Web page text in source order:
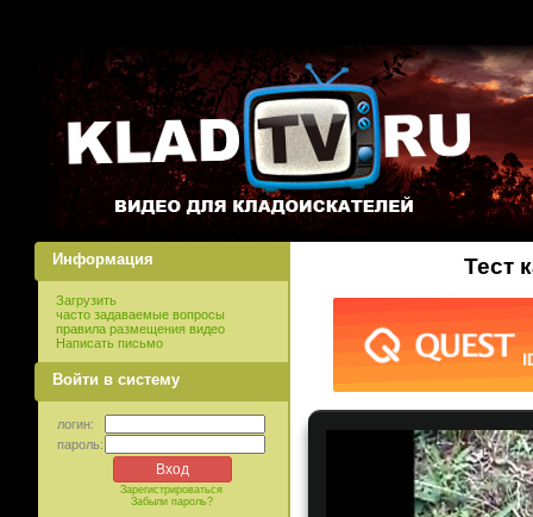
Информация
Загрузить
часто задаваемые вопросы
правила размещения видео
Написать письмо
Войти в систему
логин:
пароль:
Зарегистрироваться
Забыли пароль?
Тест